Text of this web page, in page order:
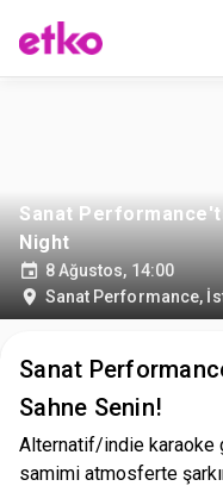
Sanat
Night
8 Ağustos, 14:00
Sanat Performance,
Sanat
Sahne Senin!
Alternatif/indie karaoke
samimi atmosferte